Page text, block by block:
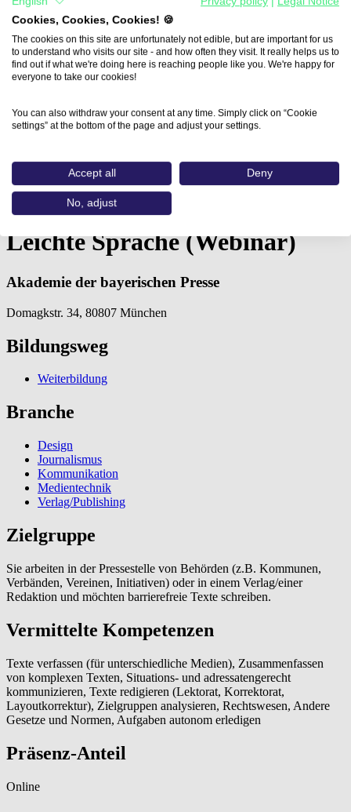
Aus- und Weiterbildungen
Leichte Sprache (Webinar) (Akademie…
Leichte Sprache (Webinar)
Akademie der bayerischen Presse
Domagkstr. 34, 80807 München
Bildungsweg
Weiterbildung
Branche
Design
Journalismus
Kommunikation
Medientechnik
Verlag/Publishing
Zielgruppe
Sie arbeiten in der Pressestelle von Behörden (z.B. Kommunen,
Verbänden, Vereinen, Initiativen) oder in einem Verlag/einer
Redaktion und möchten barrierefreie Texte schreiben.
Vermittelte Kompetenzen
Texte verfassen (für unterschiedliche Medien), Zusammenfassen
von komplexen Texten, Situations- und adressatengerecht
kommunizieren, Texte redigieren (Lektorat, Korrektorat,
Layoutkorrektur), Zielgruppen analysieren, Rechtswesen, Andere
Gesetze und Normen, Aufgaben autonom erledigen
Präsenz-Anteil
Online
Cookies, Cookies, Cookies! 🍪
The cookies on this site are unfortunately not edible, but are important for us
to understand who visits our site - and how often they visit. It really helps us to
find out if what we're doing here is reaching people like you. We're happy for
everyone to take our cookies!
You can also withdraw your consent at any time. Simply click on “Cookie
settings” at the bottom of the page and adjust your settings.
Accept all Deny
No, adjust